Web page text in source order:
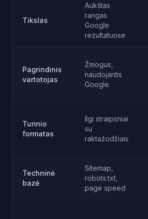
Tikslas
Aukštas
rangas
Google
rezultatuose
Pagrindinis
vartotojas
Žmogus,
naudojantis
Google
Turinio
formatas
Ilgi straipsniai
su
raktažodžiais
Techninė
bazė
Sitemap,
robots.txt,
page speed